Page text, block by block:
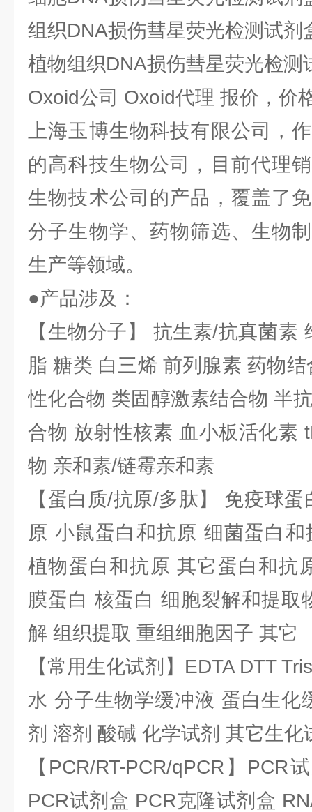
组织DNA损伤彗星荧光检测试剂
植物组织DNA损伤彗星荧光检测
Oxoid公司 Oxoid代理 报价，价
上海玉博生物科技有限公司，
的高科技生物公司，目前代理
生物技术公司的产品，覆盖了
分子生物学、药物筛选、生物
生产等领域。
●产品涉及：
【生物分子】 抗生素/抗真菌素
脂 糖类 白三烯 前列腺素 药物
性化合物 类固醇激素结合物 半
合物 放射性核素 血小板活化素
物 亲和素/链霉亲和素
【蛋白质/抗原/多肽】 免疫球
原 小鼠蛋白和抗原 细菌蛋白
植物蛋白和抗原 其它蛋白和抗
膜蛋白 核蛋白 细胞裂解和提取
解 组织提取 重组细胞因子 其它
【常用生化试剂】EDTA DTT
水 分子生物学缓冲液 蛋白生化
剂 溶剂 酸碱 化学试剂 其它生化
【PCR/RT-PCR/qPCR】PCR
PCR试剂盒 PCR克隆试剂盒